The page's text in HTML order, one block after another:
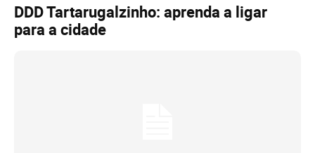
DDD Tartarugalzinho: aprenda a ligar
para a cidade